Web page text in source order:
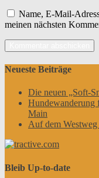
Name, E-Mail-
meinen nächsten
Neueste Beiträge
Die neuen „Soft-
Hundewanderung
Main
Auf dem
Bleib Up-to-date